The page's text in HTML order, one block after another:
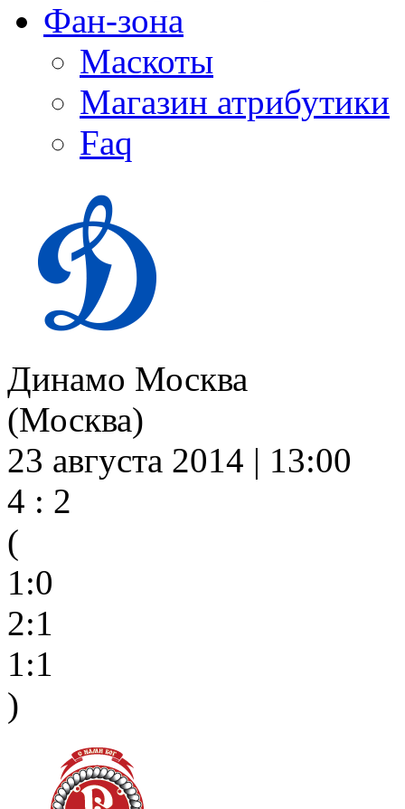
Фан-зона
Маскоты
Магазин атрибутики
Faq
Динамо Москва
(Москва)
23 августа 2014 | 13:00
4 : 2
(
1:0
2:1
1:1
)